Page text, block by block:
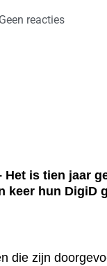
Geen reacties
Het is tien jaar
keer hun DigiD
die zijn